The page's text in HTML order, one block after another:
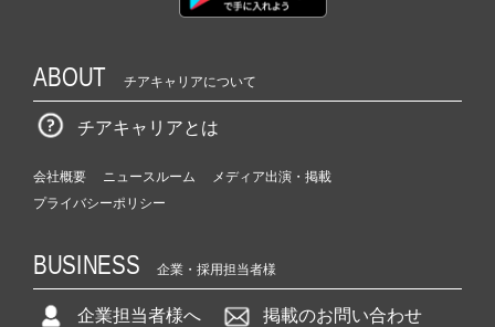
ABOUT チアキャリアについて
チアキャリアとは
会社概要 ニュースルーム
メディア出演・掲載
プライバシーポリシー
BUSINESS 企業・採用担当者様
企業担当者様へ 掲載のお問い合わせ